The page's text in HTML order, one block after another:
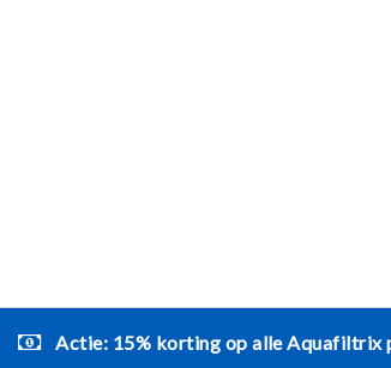
Actie: 15% korting op alle Aquafiltrix